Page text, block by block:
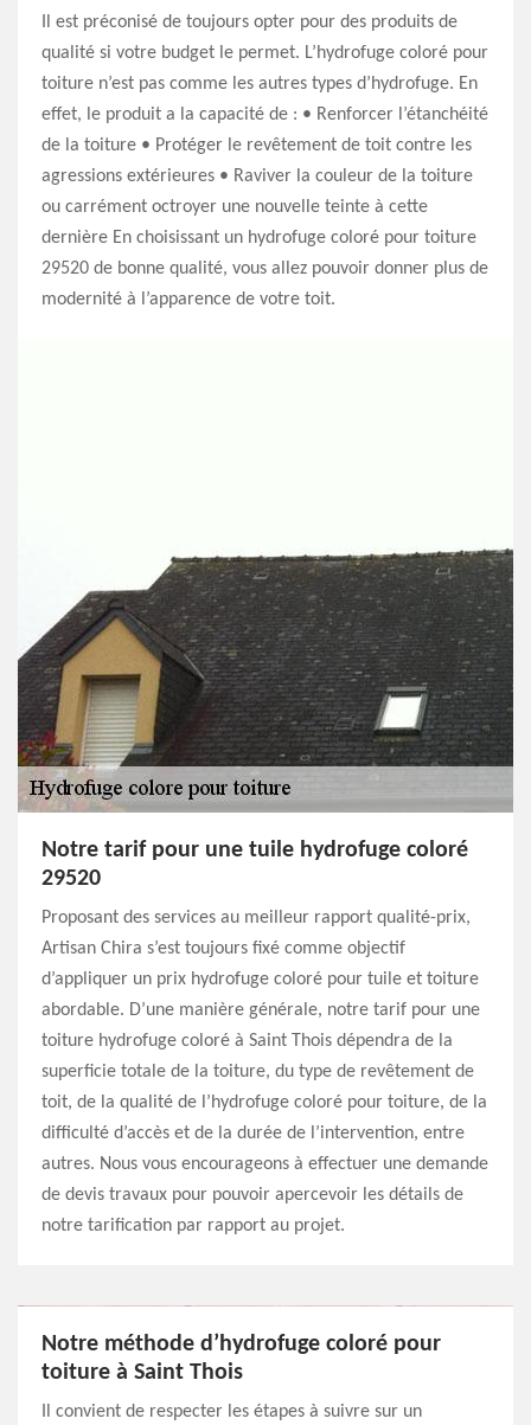
Il est préconisé de toujours opter pour des produits de
qualité si votre budget le permet. L’hydrofuge coloré pour
toiture n’est pas comme les autres types d’hydrofuge. En
effet, le produit a la capacité de : • Renforcer l’étanchéité
de la toiture • Protéger le revêtement de toit contre les
agressions extérieures • Raviver la couleur de la toiture
ou carrément octroyer une nouvelle teinte à cette
dernière En choisissant un hydrofuge coloré pour toiture
29520 de bonne qualité, vous allez pouvoir donner plus de
modernité à l’apparence de votre toit.
Notre tarif pour une tuile hydrofuge coloré
29520
Proposant des services au meilleur rapport qualité-prix,
Artisan Chira s’est toujours fixé comme objectif
d’appliquer un prix hydrofuge coloré pour tuile et toiture
abordable. D’une manière générale, notre tarif pour une
toiture hydrofuge coloré à Saint Thois dépendra de la
superficie totale de la toiture, du type de revêtement de
toit, de la qualité de l’hydrofuge coloré pour toiture, de la
difficulté d’accès et de la durée de l’intervention, entre
autres. Nous vous encourageons à effectuer une demande
de devis travaux pour pouvoir apercevoir les détails de
notre tarification par rapport au projet.
Notre méthode d’hydrofuge coloré pour
toiture à Saint Thois
Il convient de respecter les étapes à suivre sur un